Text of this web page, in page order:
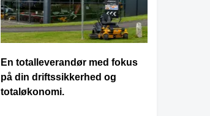
En totalleverandør med fokus
på din driftssikkerhed og
totaløkonomi.